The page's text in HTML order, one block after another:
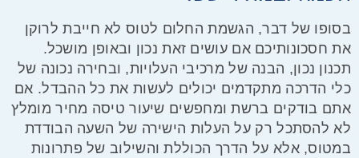
בסופו של דבר, הגשמת החלום לטוס לא חייבת לרוקן
את חסכונותיכם אם עושים זאת נכון ובאופן מושכל.
תכנון נכון, הבנה של מרכיבי העלויות, ובחירה נכונה של
כלי הדרכה מתקדמים יכולים לעשות את כל ההבדל. אם
אתם בודקים ברשת ומחפשים שיעור טיסה מחירמומלץ
לא להסתכל רק על העלות הישירה של השעה הבודדת
במטוס, אלא על הדרך הכוללת והשילוב של פתרונות